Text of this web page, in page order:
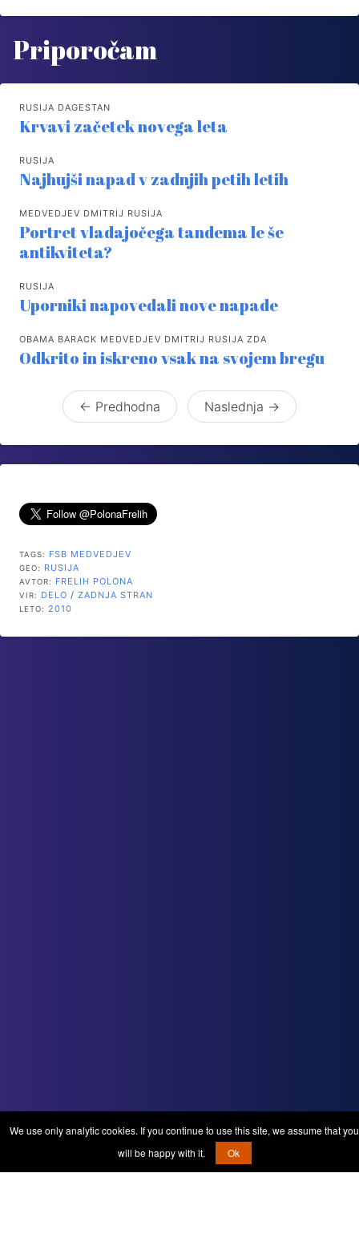
Priporočam
RUSIJA DAGESTAN
Krvavi začetek novega leta
RUSIJA
Najhujši napad v zadnjih petih letih
MEDVEDJEV DMITRIJ RUSIJA
Portret vladajočega tandema le še
antikviteta?
RUSIJA
Uporniki napovedali nove napade
OBAMA BARACK MEDVEDJEV DMITRIJ RUSIJA ZDA
Odkrito in iskreno vsak na svojem bregu
← Predhodna Naslednja →
TAGS: FSB MEDVEDJEV
GEO: RUSIJA
AVTOR: FRELIH POLONA
VIR: DELO / ZADNJA STRAN
LETO: 2010
We use only analytic cookies. If you continue to use this site, we assume that you
will be happy with it.
Ok